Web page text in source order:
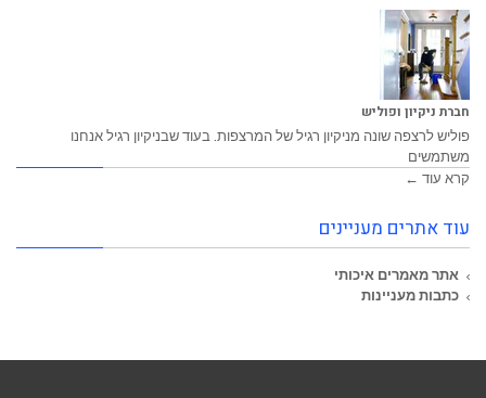
חברת ניקיון ופוליש
פוליש לרצפה שונה מניקיון רגיל של המרצפות. בעוד שבניקיון רגיל אנחנו
משתמשים
קרא עוד ←
עוד אתרים מעניינים
אתר מאמרים איכותי
כתבות מעניינות